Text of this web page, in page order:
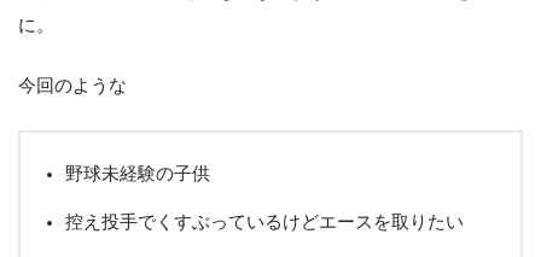
に。
今回のような
野球未経験の子供
控え投手でくすぶっているけどエースを取りたい